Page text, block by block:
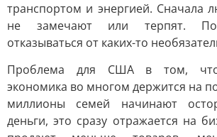
транспортом и энергией. Сначала
не замечают или терпят.
отказываться от каких-то
Проблема для США в том, что
экономика во многом держится на
миллионы семей начинают
деньги, это сразу отражается на